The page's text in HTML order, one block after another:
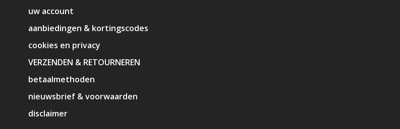
uw account
aanbiedingen & kortingscodes
cookies en privacy
VERZENDEN & RETOURNEREN
betaalmethoden
nieuwsbrief & voorwaarden
disclaimer